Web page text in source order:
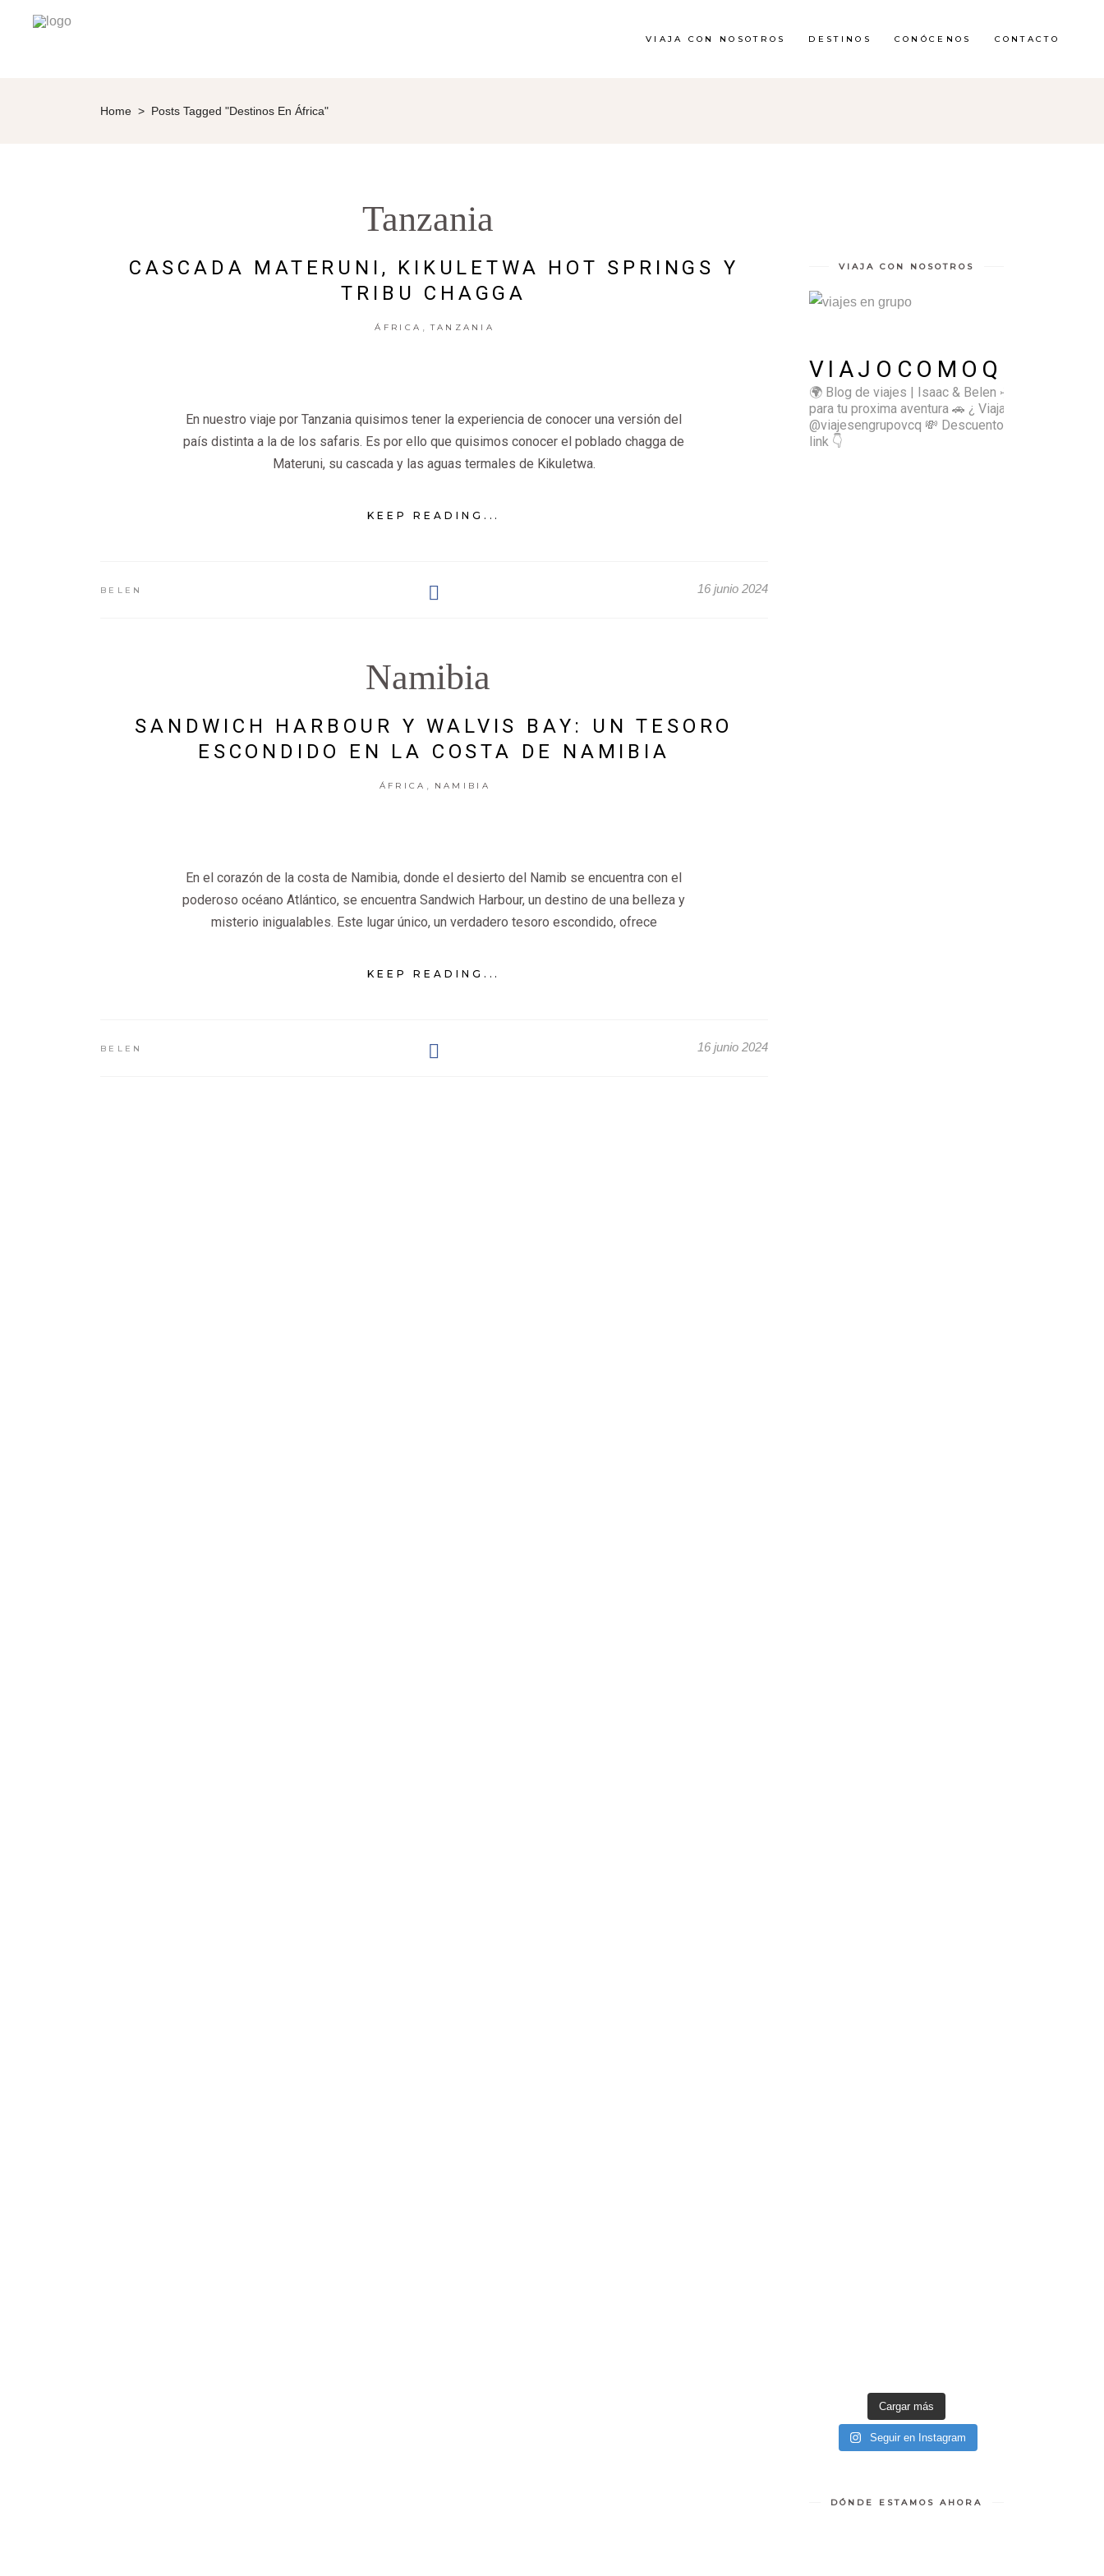
VIAJA CON NOSOTROS DESTINOS CONÓCENOS CONTACTO
Home > Posts Tagged "Destinos En África"
Tanzania
CASCADA MATERUNI, KIKULETWA HOT SPRINGS Y
TRIBU CHAGGA
ÁFRICA TANZANIA
En nuestro viaje por Tanzania quisimos tener la experiencia de conocer una versión del
país distinta a la de los safaris. Es por ello que quisimos conocer el poblado chagga de
Materuni, su cascada y las aguas termales de Kikuletwa.
KEEP READING...
BELEN 16 junio 2024
Namibia
SANDWICH HARBOUR Y WALVIS BAY: UN TESORO
ESCONDIDO EN LA COSTA DE NAMIBIA
ÁFRICA NAMIBIA
En el corazón de la costa de Namibia, donde el desierto del Namib se encuentra con el
poderoso océano Atlántico, se encuentra Sandwich Harbour, un destino de una belleza y
misterio inigualables. Este lugar único, un verdadero tesoro escondido, ofrece
KEEP READING...
BELEN 16 junio 2024
VIAJA CON NOSOTROS
VIAJOCOMOQUIERO
🌍 Blog de viajes | Isaac & Belen ✈️ Inspírate
para tu proxima aventura 🚗 ¿ Viajas sol@? 👉🏻
@viajesengrupovcq 💸 Descuentos y tips en el
link 👇
Cargar más
Seguir en Instagram
DÓNDE ESTAMOS AHORA